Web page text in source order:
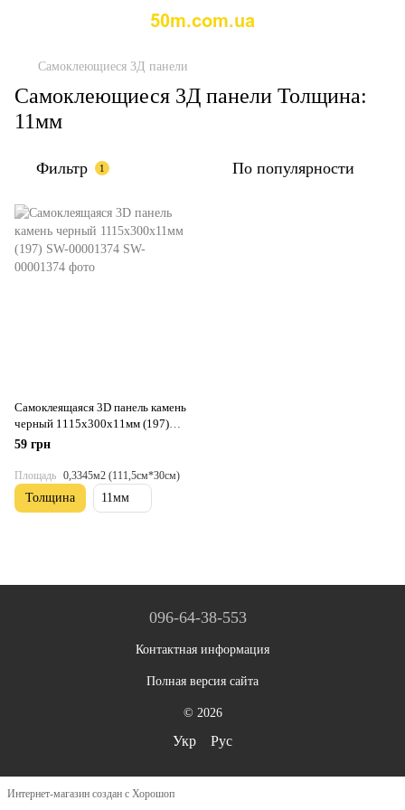
Самоклеющиеся 3Д панели
Самоклеющиеся 3Д панели Толщина:
11мм
Фильтр 1 По популярности
Самоклеящаяся 3D панель камень
черный 1115х300х11мм (197)
SW-00001374
59 грн
Площадь 0,3345м2 (111,5см*30см)
Толщина 11мм
096-64-38-553
Контактная информация
Полная версия сайта
© 2026
Укр Рус
Интернет-магазин создан с Хорошоп